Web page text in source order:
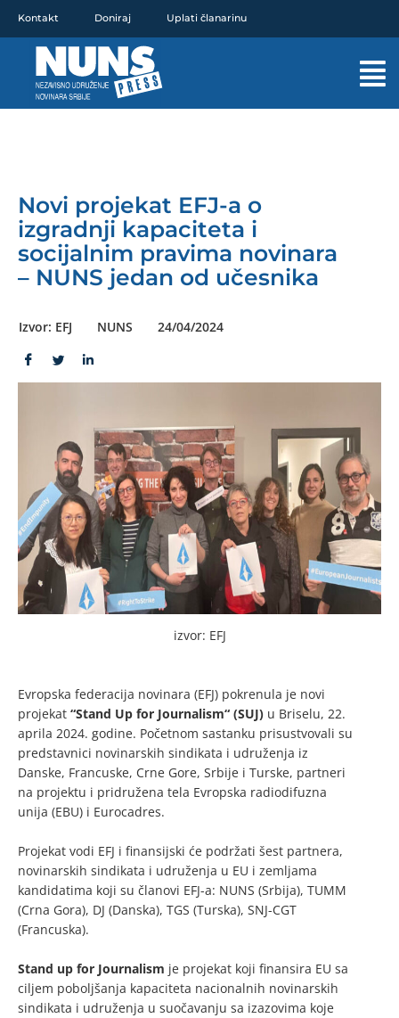
sadržaj
Kontakt Doniraj Uplati članarinu
Novi projekat EFJ-a o
izgradnji kapaciteta i
socijalnim pravima novinara
– NUNS jedan od učesnika
Izvor: EFJ NUNS 24/04/2024
izvor: EFJ
Evropska federacija novinara (EFJ) pokrenula je novi
projekat “Stand Up for Journalism“ (SUJ) u Briselu, 22.
aprila 2024. godine. Početnom sastanku prisustvovali su
predstavnici novinarskih sindikata i udruženja iz
Danske, Francuske, Crne Gore, Srbije i Turske, partneri
na projektu i pridružena tela Evropska radiodifuzna
unija (EBU) i Eurocadres.
Projekat vodi EFJ i finansijski će podržati šest partnera,
novinarskih sindikata i udruženja u EU i zemljama
kandidatima koji su članovi EFJ-a: NUNS (Srbija), TUMM
(Crna Gora), DJ (Danska), TGS (Turska), SNJ-CGT
(Francuska).
Stand up for Journalism je projekat koji finansira EU sa
ciljem poboljšanja kapaciteta nacionalnih novinarskih
sindikata i udruženja u suočavanju sa izazovima koje